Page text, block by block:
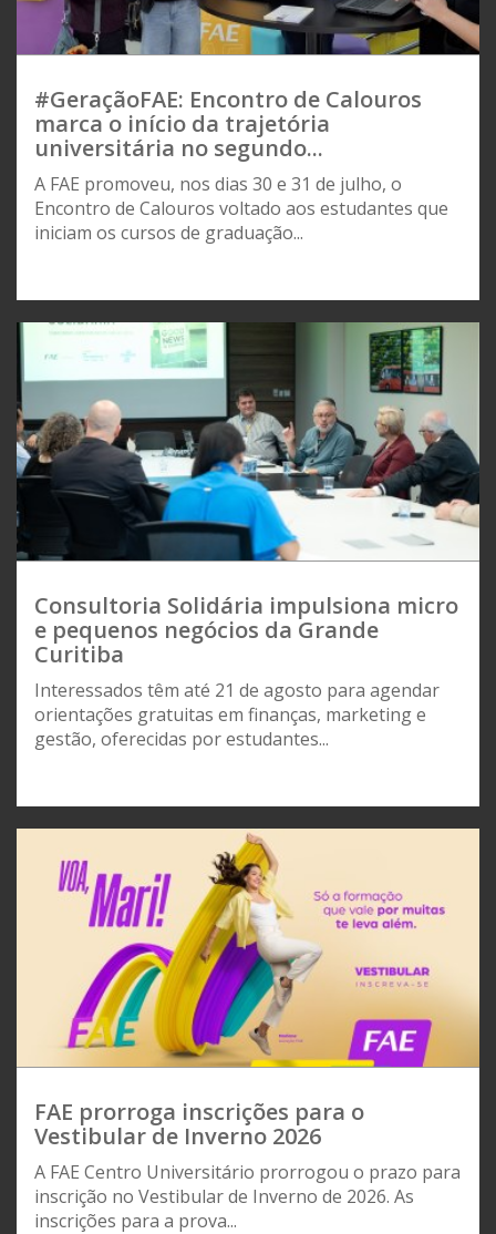
#GeraçãoFAE: Encontro de Calouros
marca o início da trajetória
universitária no segundo...
A FAE promoveu, nos dias 30 e 31 de julho, o
Encontro de Calouros voltado aos estudantes que
iniciam os cursos de graduação...
Consultoria Solidária impulsiona micro
e pequenos negócios da Grande
Curitiba
Interessados têm até 21 de agosto para agendar
orientações gratuitas em finanças, marketing e
gestão, oferecidas por estudantes...
FAE prorroga inscrições para o
Vestibular de Inverno 2026
A FAE Centro Universitário prorrogou o prazo para
inscrição no Vestibular de Inverno de 2026. As
inscrições para a prova...